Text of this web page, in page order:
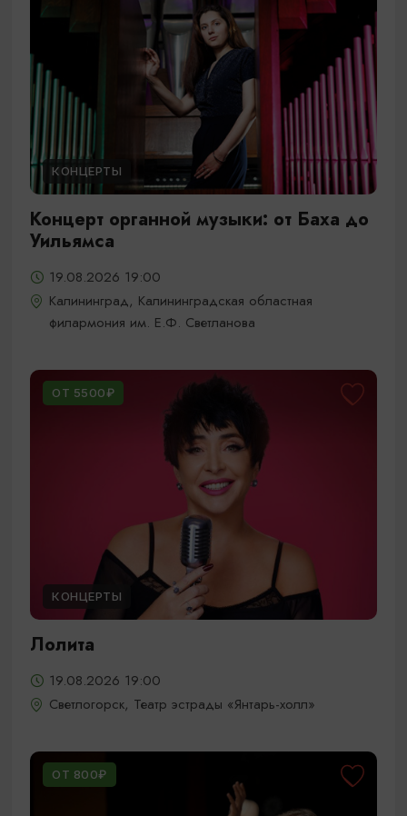
КОНЦЕРТЫ
Концерт органной музыки: от Баха до
Уильямса
19.08.2026 19:00
Калининград, Калининградская областная
филармония им. Е.Ф. Светланова
ОТ 5500₽
КОНЦЕРТЫ
Лолита
19.08.2026 19:00
Светлогорск, Театр эстрады «Янтарь-холл»
ОТ 800₽